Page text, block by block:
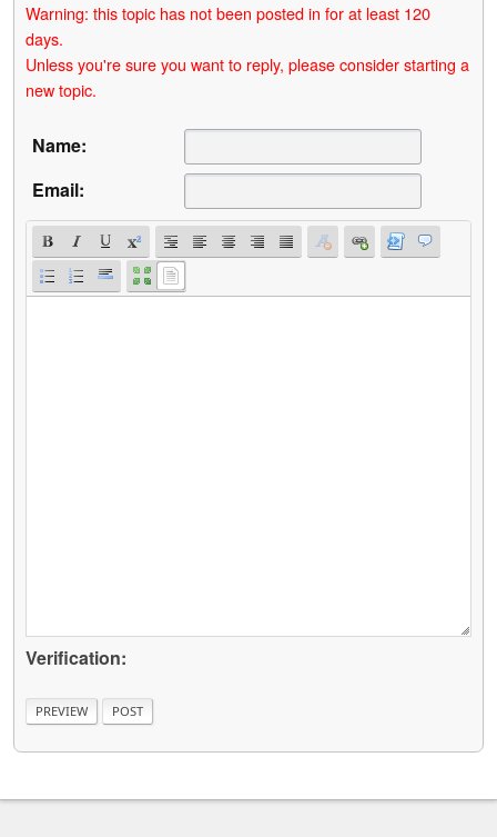
Warning: this topic has not been posted in for at least 120
days.
Unless you're sure you want to reply, please consider starting a
new topic.
Name:
Email:
Verification: